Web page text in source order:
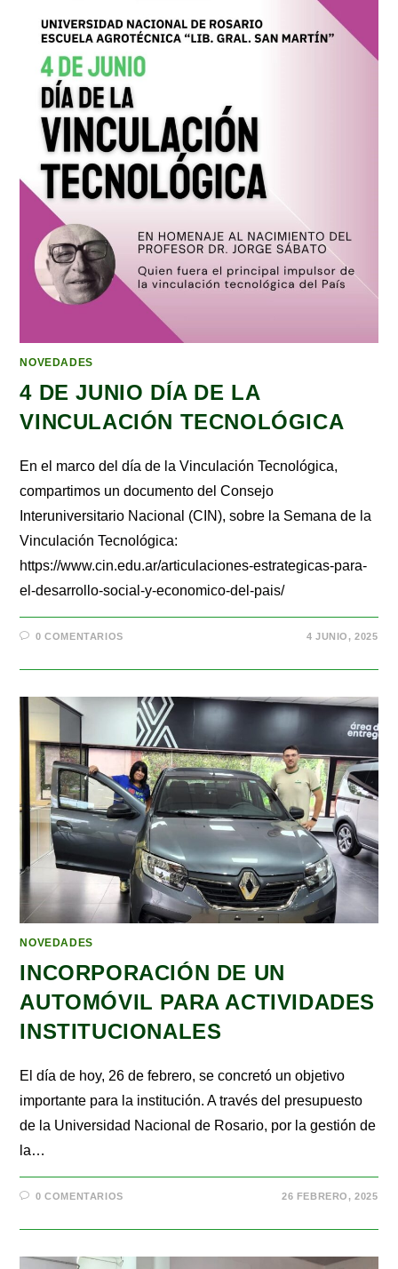
NOVEDADES
4 DE JUNIO DÍA DE LA
VINCULACIÓN TECNOLÓGICA
En el marco del día de la Vinculación Tecnológica,
compartimos un documento del Consejo
Interuniversitario Nacional (CIN), sobre la Semana de la
Vinculación Tecnológica:
https://www.cin.edu.ar/articulaciones-estrategicas-para-
el-desarrollo-social-y-economico-del-pais/
0 COMENTARIOS 4 JUNIO, 2025
NOVEDADES
INCORPORACIÓN DE UN
AUTOMÓVIL PARA ACTIVIDADES
INSTITUCIONALES
El día de hoy, 26 de febrero, se concretó un objetivo
importante para la institución. A través del presupuesto
de la Universidad Nacional de Rosario, por la gestión de
la…
0 COMENTARIOS 26 FEBRERO, 2025